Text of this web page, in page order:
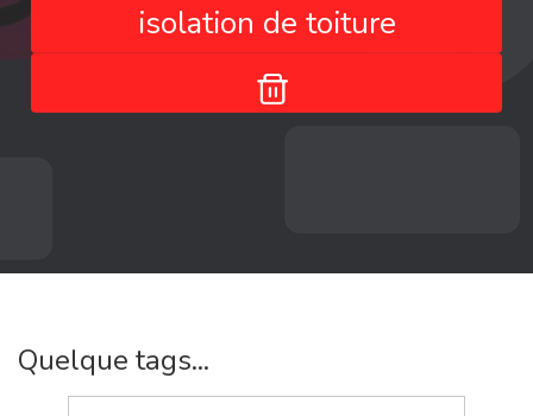
isolation de toiture
Quelque tags...